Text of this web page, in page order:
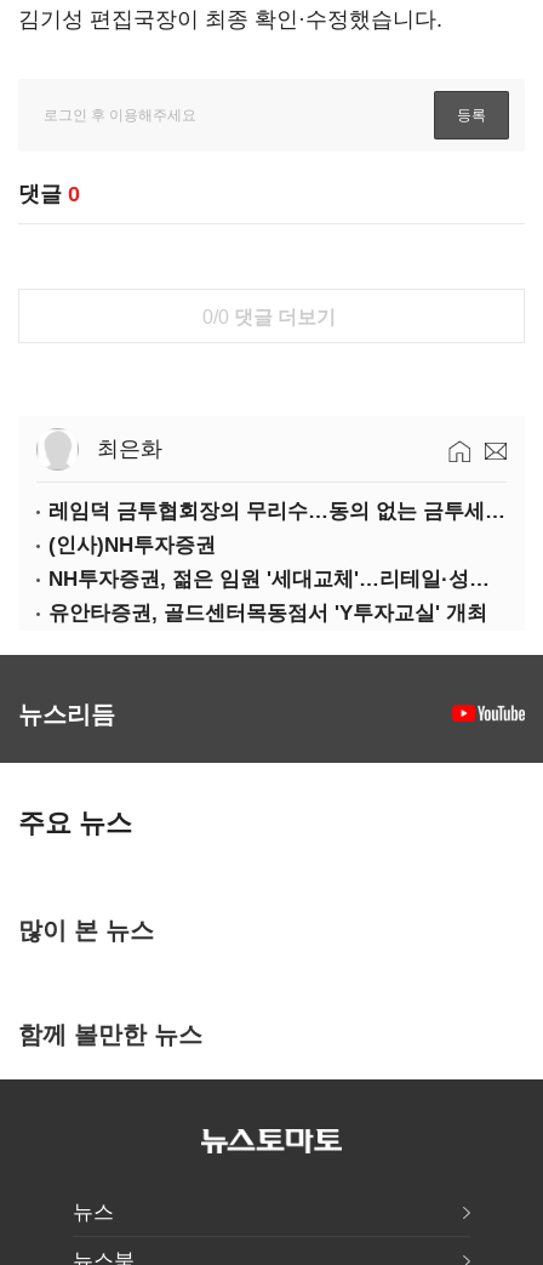
김기성 편집국장이 최종 확인·수정했습니다.
댓글 0
0/0 댓글 더보기
최은화
레임덕 금투협회장의 무리수…동의 없는 금투세 유예 성명문
(인사)NH투자증권
NH투자증권, 젊은 임원 '세대교체'…리테일·성장사업 강화
유안타증권, 골드센터목동점서 'Y투자교실' 개최
뉴스리듬
주요 뉴스
많이 본 뉴스
함께 볼만한 뉴스
뉴스